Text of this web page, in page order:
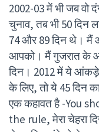
2002-03 में भी जब वो
चुनाव, तब भी 50 दिन
74 और 89 दिन थे। मैं
आपको। मैं गुजरात के
दिन। 2012 में ये आंकड़े
के लिए, तो ये 45 दिन
एक कहावत है -You
the rule, मेरा चेहरा